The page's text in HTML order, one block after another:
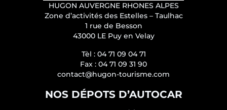
HUGON AUVERGNE RHONES ALPES
Zone d’activités des Estelles – Taulhac
1 rue de Besson
43000 LE Puy en Velay
Tèl : 04 71 09 04 71
Fax : 04 71 09 31 90
contact@hugon-tourisme.com
NOS DÉPOTS D’AUTOCAR